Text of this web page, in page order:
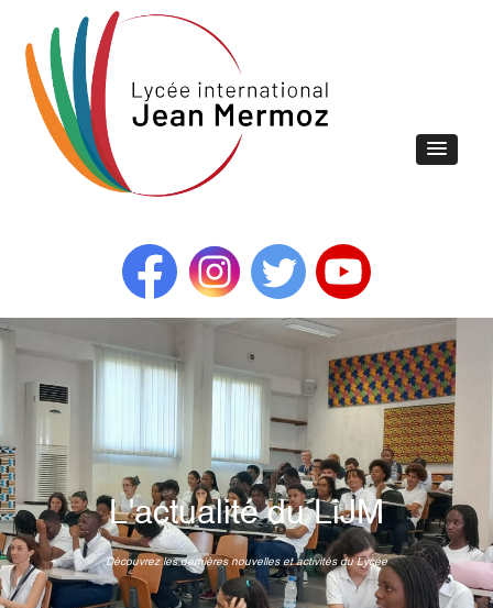
L'actualité du LiJM
Découvrez les dernières nouvelles et activités du Lycée